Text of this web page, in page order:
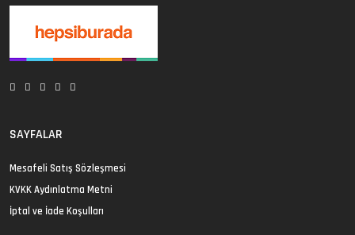
SAYFALAR
Mesafeli Satış Sözleşmesi
KVKK Aydınlatma Metni
İptal ve İade Koşulları